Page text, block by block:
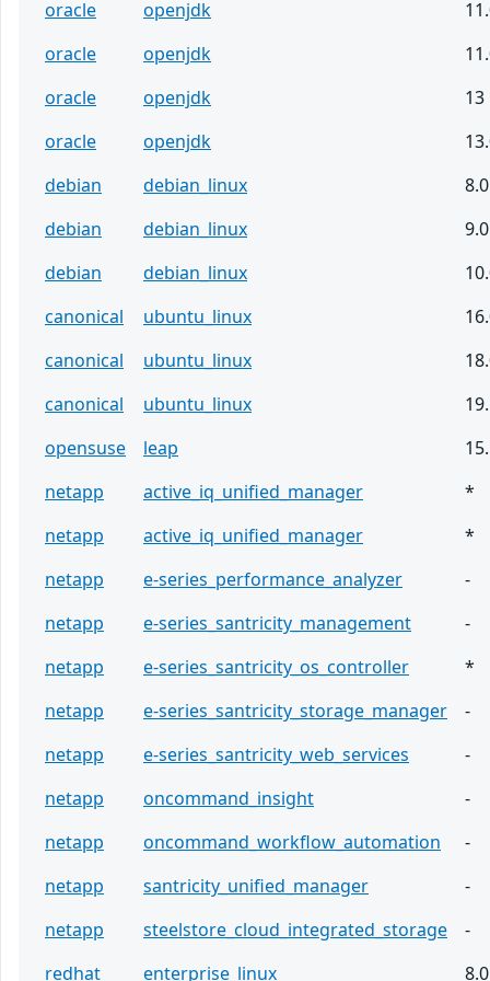
oracle
openjdk
oracle
openjdk
oracle
openjdk
13
oracle
openjdk
debian
debian_linux
8.0
debian
debian_linux
9.0
debian
debian_linux
canonical
ubuntu_linux
canonical
ubuntu_linux
canonical
ubuntu_linux
opensuse
leap
netapp
active_iq_unified_manager
*
netapp
active_iq_unified_manager
*
netapp
e-series_performance_analyzer
-
netapp
e-series_santricity_management
-
netapp
e-series_santricity_os_controller
*
netapp
e-series_santricity_storage_manager
-
netapp
e-series_santricity_web_services
-
netapp
oncommand_insight
-
netapp
oncommand_workflow_automation
-
netapp
santricity_unified_manager
-
netapp
steelstore_cloud_integrated_storage
-
redhat
enterprise_linux 8.0